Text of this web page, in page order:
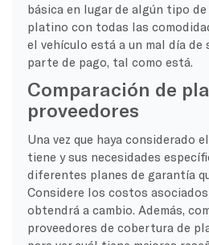
básica en lugar de algún tipo
platino con todas las
el vehículo está a un mal día de
parte de pago, tal como está.
Comparación de
proveedores
Una vez que haya considerado
tiene y sus necesidades
diferentes planes de garantía
Considere los costos
obtendrá a cambio. Además,
proveedores de cobertura de